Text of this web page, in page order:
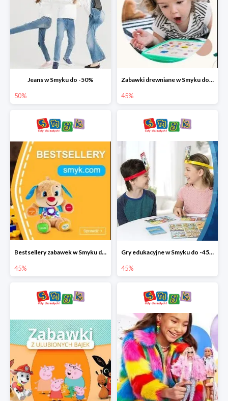
Jeans w Smyku do -50%
50%
Zabawki drewniane w Smyku do -45%
45%
Bestsellery zabawek w Smyku do -45%
45%
Gry edukacyjne w Smyku do -45%
45%